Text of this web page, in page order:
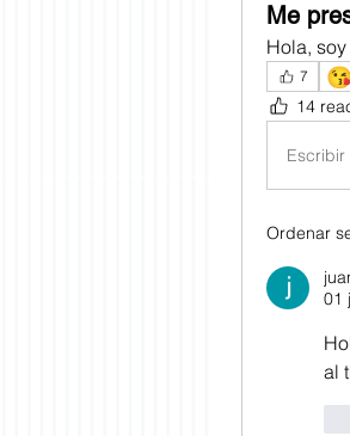
Me
Hola,
7 😘
14
Escribir
Ordenar
01
al